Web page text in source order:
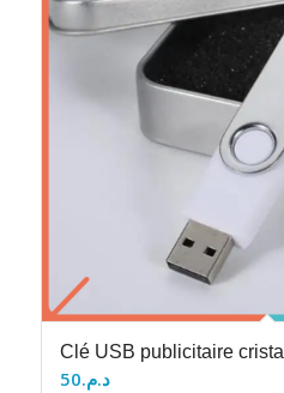
Clé USB publicitaire cristal
د.م.50